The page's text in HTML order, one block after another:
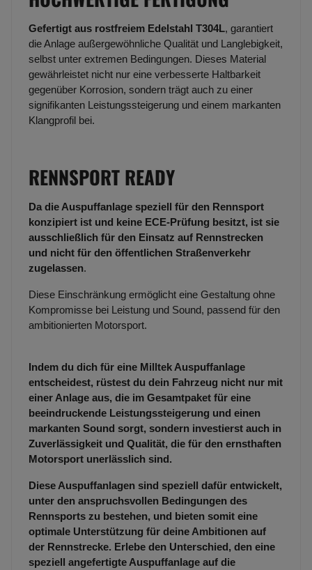
Gefertigt aus rostfreiem Edelstahl T304L, garantiert
die Anlage außergewöhnliche Qualität und Langlebigkeit,
selbst unter extremen Bedingungen. Dieses Material
gewährleistet nicht nur eine verbesserte Haltbarkeit
gegenüber Korrosion, sondern trägt auch zu einer
signifikanten Leistungssteigerung und einem markanten
Klangprofil bei.
RENNSPORT READY
Da die Auspuffanlage speziell für den Rennsport
konzipiert ist und keine ECE-Prüfung besitzt, ist sie
ausschließlich für den Einsatz auf Rennstrecken
und nicht für den öffentlichen Straßenverkehr
zugelassen.
Diese Einschränkung ermöglicht eine Gestaltung ohne
Kompromisse bei Leistung und Sound, passend für den
ambitionierten Motorsport.
Indem du dich für eine Milltek Auspuffanlage
entscheidest, rüstest du dein Fahrzeug nicht nur mit
einer Anlage aus, die im Gesamtpaket für eine
beeindruckende Leistungssteigerung und einen
markanten Sound sorgt, sondern investierst auch in
Zuverlässigkeit und Qualität, die für den ernsthaften
Motorsport unerlässlich sind.
Diese Auspuffanlagen sind speziell dafür entwickelt,
unter den anspruchsvollen Bedingungen des
Rennsports zu bestehen, und bieten somit eine
optimale Unterstützung für deine Ambitionen auf
der Rennstrecke. Erlebe den Unterschied, den eine
speziell angefertigte Auspuffanlage auf die